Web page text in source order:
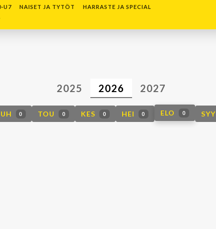
U7 NAISET JA TYTÖT HARRASTE JA SPECIAL
2025 2026 2027
0 TOU 0 KES 0 HEI 0 ELO 0 SYY